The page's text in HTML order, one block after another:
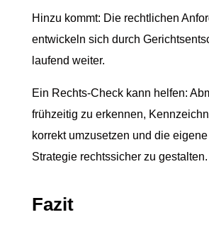
Hinzu kommt: Die rechtlichen
entwickeln sich durch
laufend weiter.
Ein Rechts-Check kann helfen:
frühzeitig zu erkennen,
korrekt umzusetzen und die
Strategie rechtssicher zu gestalten.
Fazit